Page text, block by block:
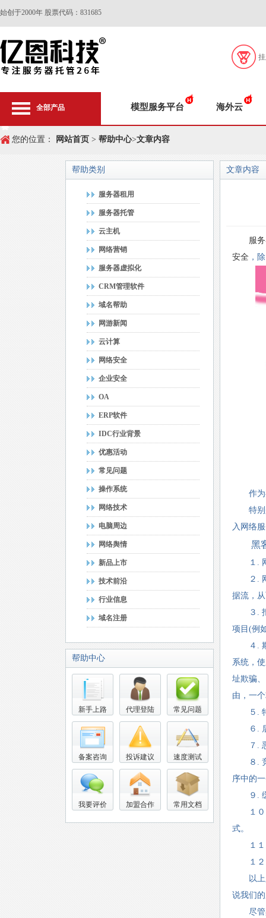
始创于2000年 股票代码：831685
全部产品 模型服务平台 海外云
您的位置： 网站首页 > 帮助中心>文章内容
帮助类别
服务器租用
服务器托管
云主机
网络营销
服务器虚拟化
CRM管理软件
域名帮助
网游新闻
云计算
网络安全
企业安全
OA
ERP软件
IDC行业背景
优惠活动
常见问题
操作系统
网络技术
电脑周边
网络舆情
新品上市
技术前沿
行业信息
域名注册
帮助中心
新手上路 代理登陆 常见问题
备案咨询 投诉建议 速度测试
我要评价 加盟合作 常用文档
文章内容
服
安全 ，
作为存
特别
入网络
黑客
１. 网
２. 网
据流，
３. 拒
项目(例
４. 欺
系统，
址欺骗
由，一
５. 特
６. 后
７. 恶
８. 竞
序中的
９. 缓
１０.
式。
１１.
１２.
以上只
说我们
尽管黑